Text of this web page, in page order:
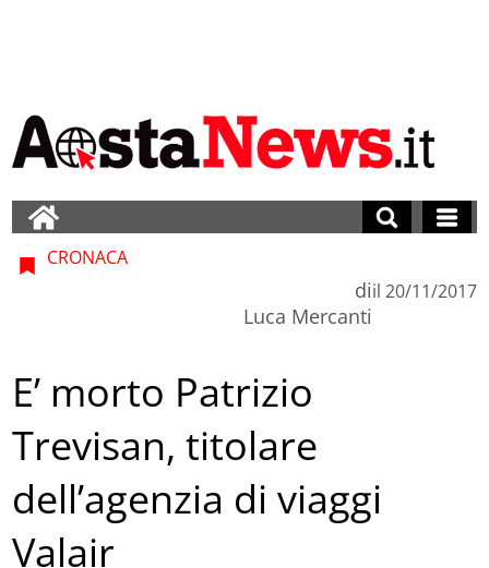
CRONACA
di
Luca Mercanti
il 20/11/2017
E’ morto Patrizio
Trevisan, titolare
dell’agenzia di viaggi
Valair